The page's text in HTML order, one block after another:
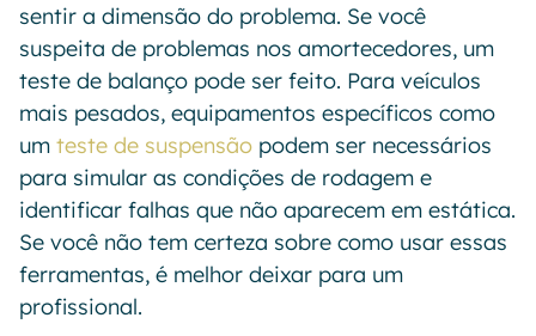
sentir a dimensão do problema. Se você
suspeita de problemas nos amortecedores, um
teste de balanço pode ser feito. Para veículos
mais pesados, equipamentos específicos como
um teste de suspensão podem ser necessários
para simular as condições de rodagem e
identificar falhas que não aparecem em estática.
Se você não tem certeza sobre como usar essas
ferramentas, é melhor deixar para um
profissional.